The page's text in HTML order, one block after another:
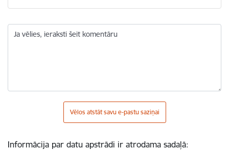
Ja vēlies, ieraksti šeit komentāru
Vēlos atstāt savu e-pastu saziņai
Informācija par datu apstrādi ir atrodama sadaļā: